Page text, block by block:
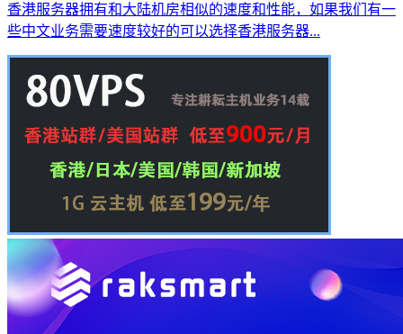
香港服务器拥有和大陆机房相似的速度和性能，如果我们有一
些中文业务需要速度较好的可以选择香港服务器...